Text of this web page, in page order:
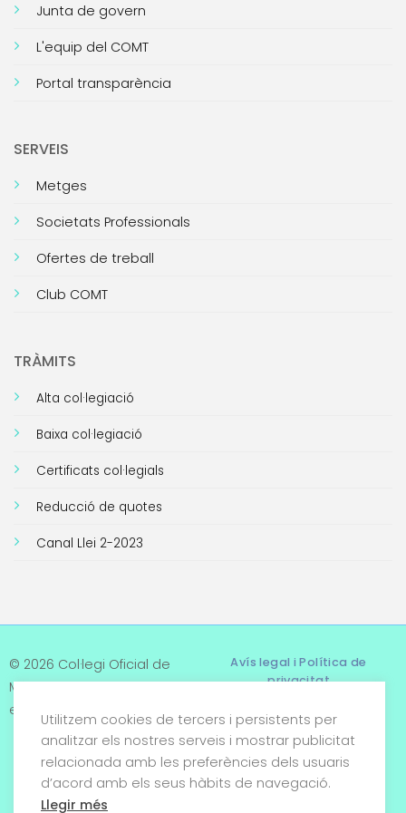
Junta de govern
L'equip del COMT
Portal transparència
SERVEIS
Metges
Societats Professionals
Ofertes de treball
Club COMT
TRÀMITS
Alta col·legiació
Baixa col·legiació
Certificats col·legials
Reducció de quotes
Canal Llei 2-2023
© 2026 Col·legi Oficial de
Metges de Tarragona. Tots
els drets reservats
Avís legal i Política de
privacitat
Termes i condicions
Política de cookies
Utilitzem cookies de tercers i persistents per
analitzar els nostres serveis i mostrar publicitat
relacionada amb les preferències dels usuaris
d’acord amb els seus hàbits de navegació.
Llegir més